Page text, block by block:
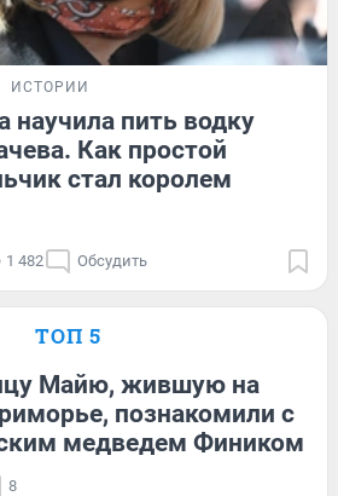
ИСТОРИИ
научила пить водку
Как простой
стал королем
1 482 Обсудить
ТОП 5
Майю, жившую на
познакомили с
медведем Фиником
8